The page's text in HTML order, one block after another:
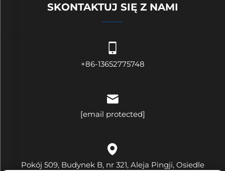
SKONTAKTUJ SIĘ Z NAMI
+86-13652775748
[email protected]
Pokój 509, Budynek B, nr 321, Aleja Pingji, Osiedle